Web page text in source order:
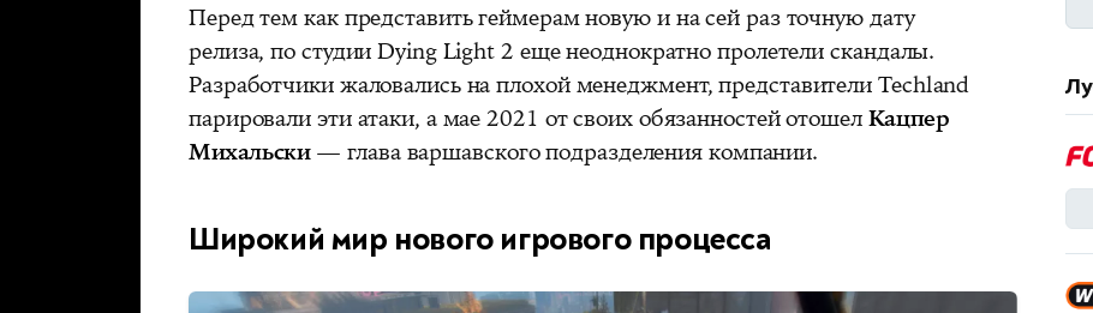
Перед тем как представить геймерам новую и на сей раз точную дату
релиза, по студии Dying Light 2 еще неоднократно пролетели скандалы.
Разработчики жаловались на плохой менеджмент, представители Techland
парировали эти атаки, а мае 2021 от своих обязанностей отошелКацпер
Михальски— глава варшавского подразделения компании.
Широкий мир нового игрового процесса